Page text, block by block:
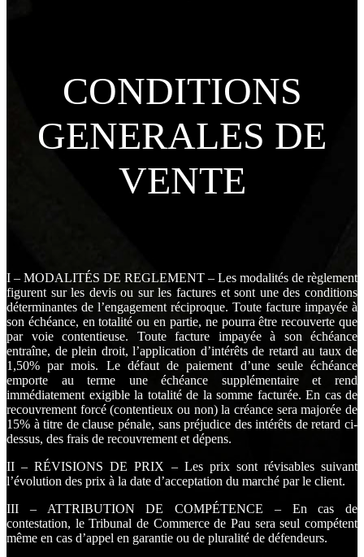
CONDITIONS
GENERALES DE
VENTE
I – MODALITÉS DE REGLEMENT – Les modalités de règlement
figurent sur les devis ou sur les factures et sont une des conditions
déterminantes de l’engagement réciproque. Toute facture impayée à
son échéance, en totalité ou en partie, ne pourra être recouverte que
par voie contentieuse. Toute facture impayée à son échéance
entraîne, de plein droit, l’application d’intérêts de retard au taux de
1,50% par mois. Le défaut de paiement d’une seule échéance
emporte au terme une échéance supplémentaire et rend
immédiatement exigible la totalité de la somme facturée. En cas de
recouvrement forcé (contentieux ou non) la créance sera majorée de
15% à titre de clause pénale, sans préjudice des intérêts de retard ci-
dessus, des frais de recouvrement et dépens.
II – RÉVISIONS DE PRIX – Les prix sont révisables suivant
l’évolution des prix à la date d’acceptation du marché par le client.
III – ATTRIBUTION DE COMPÉTENCE – En cas de
contestation, le Tribunal de Commerce de Pau sera seul compétent
même en cas d’appel en garantie ou de pluralité de défendeurs.